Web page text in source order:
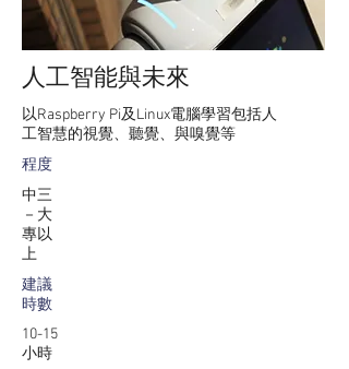
人工智能與未來
以Raspberry Pi及Linux電腦學習 包括人
工智慧的視覺、聽覺、與嗅覺等
程度
中三
－大
專以
上
建議
時數
10-15
小時